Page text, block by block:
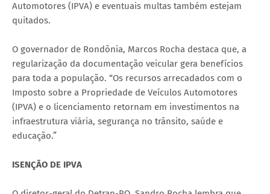
Automotores (IPVA) e eventuais multas também estejam
quitados.
O governador de Rondônia, Marcos Rocha destaca que, a
regularização da documentação veicular gera benefícios
para toda a população. “Os recursos arrecadados com o
Imposto sobre a Propriedade de Veículos Automotores
(IPVA) e o licenciamento retornam em investimentos na
infraestrutura viária, segurança no trânsito, saúde e
educação.”
ISENÇÃO DE IPVA